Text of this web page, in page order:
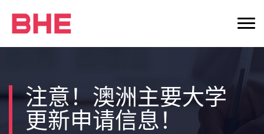
注意！澳洲主要大学
更新申请信息！